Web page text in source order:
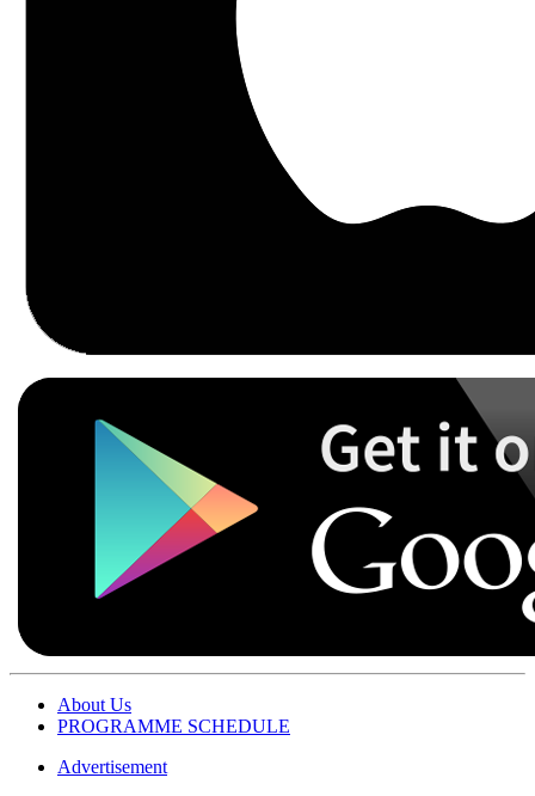
About Us
PROGRAMME SCHEDULE
Advertisement